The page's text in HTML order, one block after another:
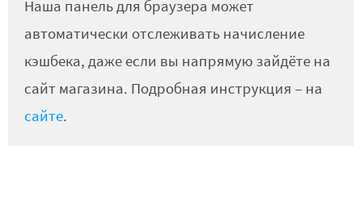
Наша панель для браузера может
автоматически отслеживать начисление
кэшбека, даже если вы напрямую зайдёте на
сайт магазина. Подробная инструкция – на
сайте.